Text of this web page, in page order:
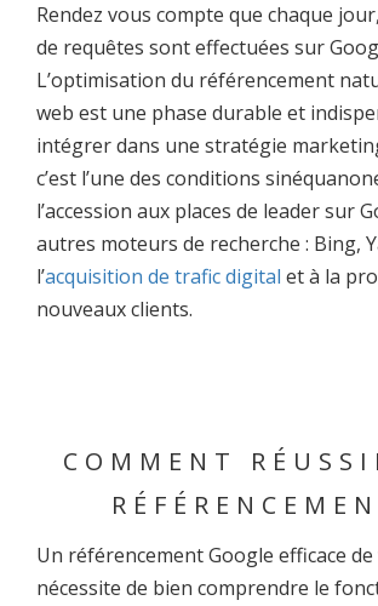
Rendez vous compte que chaque
de requêtes sont effectuées sur
L’optimisation du référencement
web est une phase durable et
intégrer dans une stratégie
c’est l’une des conditions
l’accession aux places de leader sur
autres moteurs de recherche : Bing,
l’acquisition de trafic digital et à la
nouveaux clients.
COMMENT
Un référencement Google efficace
nécessite de bien comprendre le